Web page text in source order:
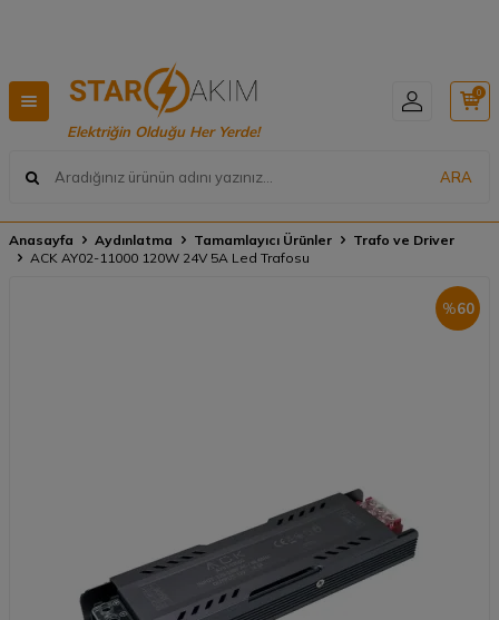
Elektriğin Olduğu Her Yerde!
ARA
0
Anasayfa Aydınlatma Tamamlayıcı Ürünler
Trafo ve Driver
ACK AY02-11000 120W 24V 5A Led Trafosu
%60